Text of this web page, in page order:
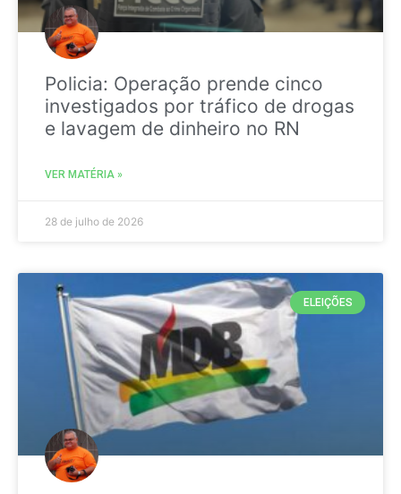
Policia: Operação prende cinco
investigados por tráfico de drogas
e lavagem de dinheiro no RN
VER MATÉRIA »
28 de julho de 2026
ELEIÇÕES